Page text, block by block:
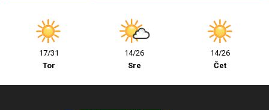
17/31
Tor
14/26
Sre
14/26
Čet